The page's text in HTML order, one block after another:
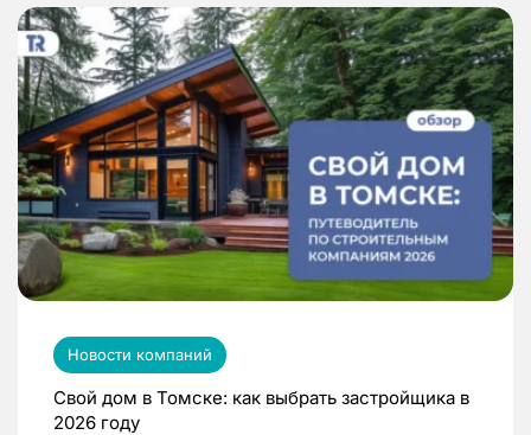
Новости компаний
Свой дом в Томске: как выбрать застройщика в
2026 году